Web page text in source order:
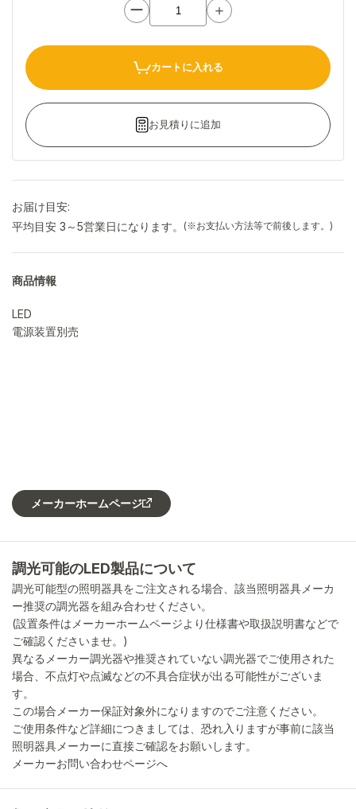
ー ＋
カートに入れる
お見積りに追加
お届け目安:
平均目安 3～5営業日になります。
(※お支払い方法等で前後します。)
商品情報
LED
電源装置別売
メーカーホームページ
調光可能のLED製品について
調光可能型の照明器具をご注文される場合、該当照明器具メーカ
ー推奨の調光器を組み合わせください。
(設置条件はメーカーホームページより仕様書や取扱説明書などで
ご確認くださいませ。)
異なるメーカー調光器や推奨されていない調光器でご使用された
場合、不点灯や点滅などの不具合症状が出る可能性がございま
す。
この場合メーカー保証対象外になりますのでご注意ください。
ご使用条件など詳細につきましては、恐れ入りますが事前に該当
照明器具メーカーに直接ご確認をお願いします。
メーカーお問い合わせページへ